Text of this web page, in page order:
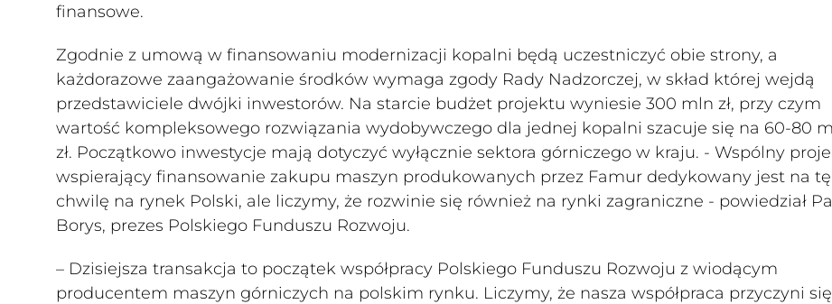
finansowe.
Zgodnie z umową w finansowaniu modernizacji kopalni będą uczestniczyć obie strony, a
każdorazowe zaangażowanie środków wymaga zgody Rady Nadzorczej, w skład której wejdą
przedstawiciele dwójki inwestorów. Na starcie budżet projektu wyniesie 300 mln zł, przy czym
wartość kompleksowego rozwiązania wydobywczego dla jednej kopalni szacuje się na 60-80
zł. Początkowo inwestycje mają dotyczyć wyłącznie sektora górniczego w kraju. - Wspólny
wspierający finansowanie zakupu maszyn produkowanych przez Famur dedykowany jest na tę
chwilę na rynek Polski, ale liczymy, że rozwinie się również na rynki zagraniczne - powiedział
Borys, prezes Polskiego Funduszu Rozwoju.
– Dzisiejsza transakcja to początek współpracy Polskiego Funduszu Rozwoju z wiodącym
producentem maszyn górniczych na polskim rynku. Liczymy, że nasza współpraca przyczyni